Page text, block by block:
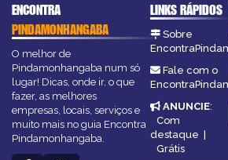
ENCONTRA
PINDAMONHANGABA
O melhor de
Pindamonhangaba num só
lugar! Dicas, onde ir, o que
fazer, as melhores
empresas, locais, serviços e
muito mais no guia Encontra
Pindamonhangaba.
LINKS RÁPIDOS
Sobre
Fale com o
ANUNCIE:
Com
destaque |
Grátis